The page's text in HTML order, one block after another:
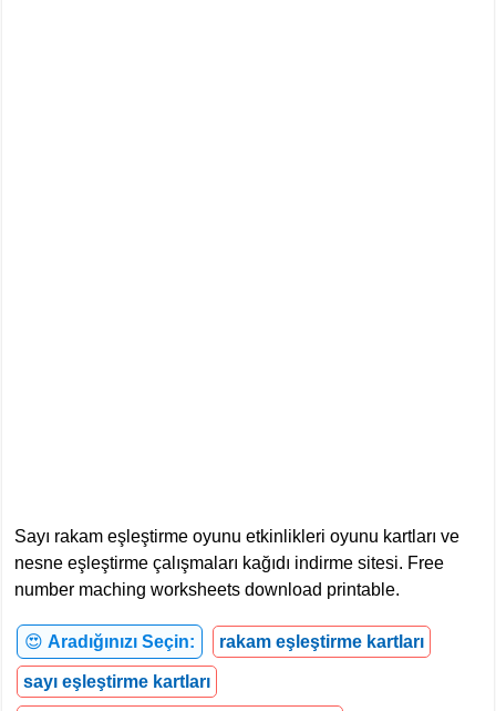
Sayı rakam eşleştirme oyunu etkinlikleri oyunu kartları ve
nesne eşleştirme çalışmaları kağıdı indirme sitesi. Free
number maching worksheets download printable.
😍 Aradığınızı Seçin: rakam eşleştirme kartları
sayı eşleştirme kartları